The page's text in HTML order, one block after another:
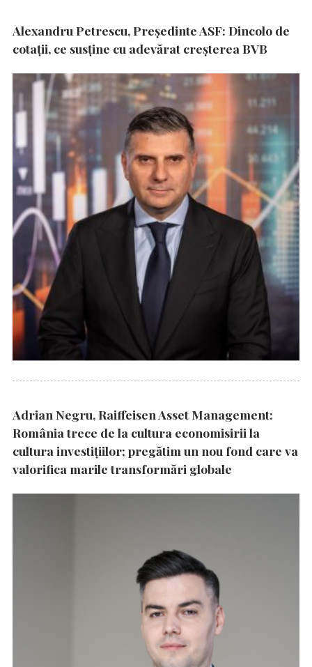
Alexandru Petrescu, Președinte ASF: Dincolo de
cotații, ce susține cu adevărat creșterea BVB
Adrian Negru, Raiffeisen Asset Management:
România trece de la cultura economisirii la
cultura investițiilor; pregătim un nou fond care va
valorifica marile transformări globale